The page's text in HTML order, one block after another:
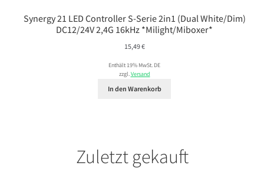
Synergy 21 LED Controller S-Serie 2in1 (Dual White/Dim)
DC12/24V 2,4G 16kHz *Milight/Miboxer*
15,49€
Enthält 19% MwSt. DE
zzgl.Versand
In den Warenkorb
Zuletzt gekauft